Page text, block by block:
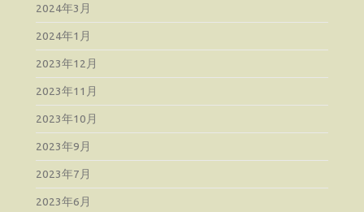
2024年3月
2024年1月
2023年12月
2023年11月
2023年10月
2023年9月
2023年7月
2023年6月